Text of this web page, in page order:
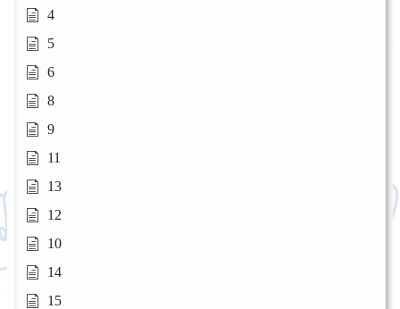
4
5
6
8
9
11
13
12
10
14
15